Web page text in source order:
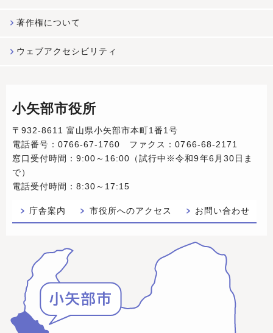
著作権について
ウェブアクセシビリティ
小矢部市役所
〒932-8611 富山県小矢部市本町1番1号
電話番号：0766-67-1760 ファクス：0766-68-2171
窓口受付時間：9:00～16:00（試行中※令和9年6月30日ま
で）
電話受付時間：8:30～17:15
庁舎案内 市役所へのアクセス お問い合わせ